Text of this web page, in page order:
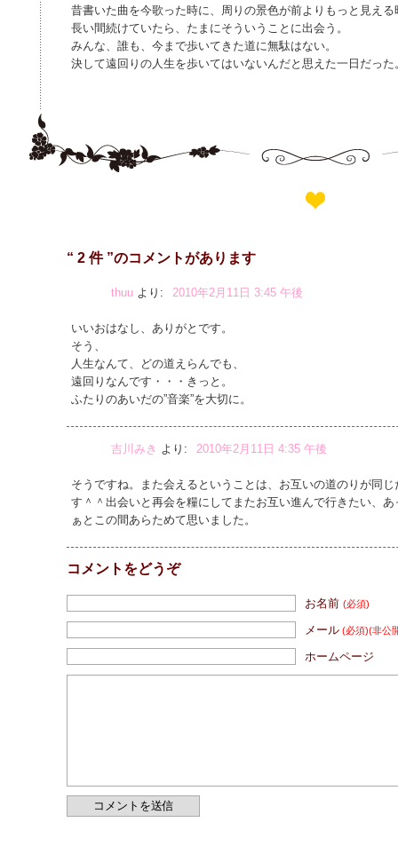
昔書いた曲を今歌った時に、周りの景色が前よりもっと見える
長い間続けていたら、たまにそういうことに出会う。
みんな、誰も、今まで歩いてきた道に無駄はない。
決して遠回りの人生を歩いてはいないんだと思えた一日だった
“ 2 件 ”のコメントがあります
thuu より: 2010年2月11日 3:45 午後
いいおはなし、ありがとです。
そう、
人生なんて、どの道えらんでも、
遠回りなんです・・・きっと。
ふたりのあいだの”音楽”を大切に。
吉川みき より: 2010年2月11日 4:35 午後
そうですね。また会えるということは、お互いの道のりが同
す＾＾出会いと再会を糧にしてまたお互い進んで行きたい、
ぁとこの間あらためて思いました。
コメントをどうぞ
お名前 (必須)
メール (必須)(非公
ホームページ